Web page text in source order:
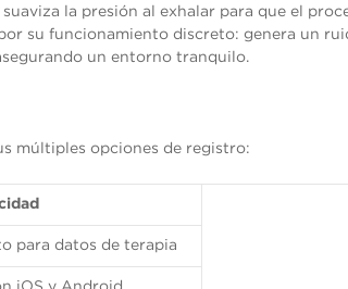
suaviza la presión al exhalar para que el
su funcionamiento discreto: genera un
un entorno tranquilo.
múltiples opciones de registro:
para datos de terapia